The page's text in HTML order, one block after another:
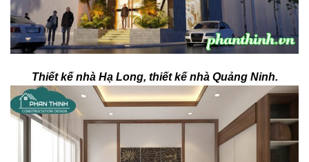
Thiết kế nhà Hạ Long, thiết kế nhà Quảng Ninh.